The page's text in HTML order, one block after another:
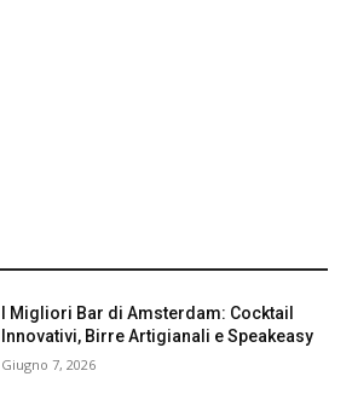
I Migliori Bar di Amsterdam: Cocktail
Innovativi, Birre Artigianali e Speakeasy
Giugno 7, 2026